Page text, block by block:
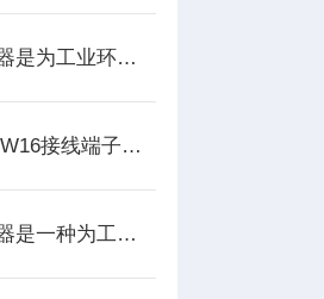
可编程逻辑控制器是为工业环境设计的数字运算控制系统
简述连接1769-OW16接线端子所需要注意的事项
可编程逻辑控制器是一种为工业环境设计的数字运算操作电子系统